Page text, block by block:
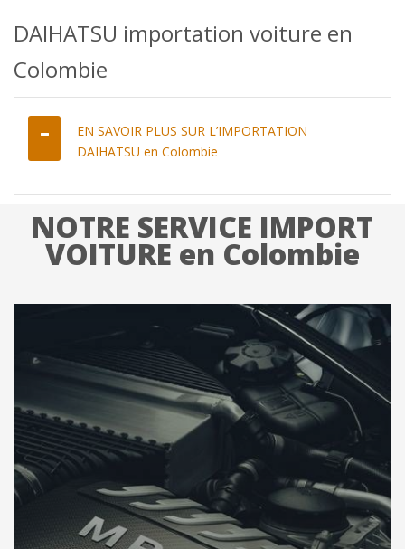
DAIHATSU importation voiture en
Colombie
EN SAVOIR PLUS SUR L’IMPORTATION
DAIHATSU en Colombie
NOTRE SERVICE IMPORT
VOITURE en Colombie